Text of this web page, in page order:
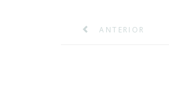
ANTERIOR